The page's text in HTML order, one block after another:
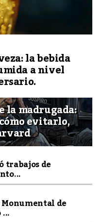
la bebida
a nivel
la madrugada:
evitarlo,
trabajos de
de